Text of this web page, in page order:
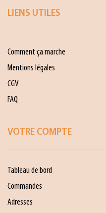
LIENS UTILES
Comment ça marche
Mentions légales
CGV
FAQ
VOTRE COMPTE
Tableau de bord
Commandes
Adresses